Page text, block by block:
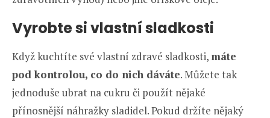
Vyrobte si vlastní sladkosti
Když kuchtíte své vlastní zdravé sladkosti, máte
pod kontrolou, co do nich dáváte. Můžete tak
jednoduše ubrat na cukru či použít nějaké
přínosnější náhražky sladidel. Pokud držíte nějaký